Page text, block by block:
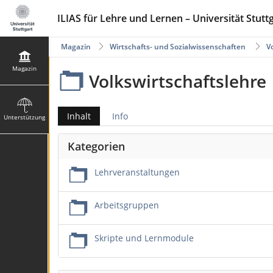
ILIAS für Lehre und Lernen – Universität
Magazin
Unterstützung
Wirtschafts- und Sozialwissenschaften
Magazin
Volkswirtschaftslehre
Inhalt Info
Kategorien
Lehrveranstaltungen
Arbeitsgruppen
Skripte und Lernmodule